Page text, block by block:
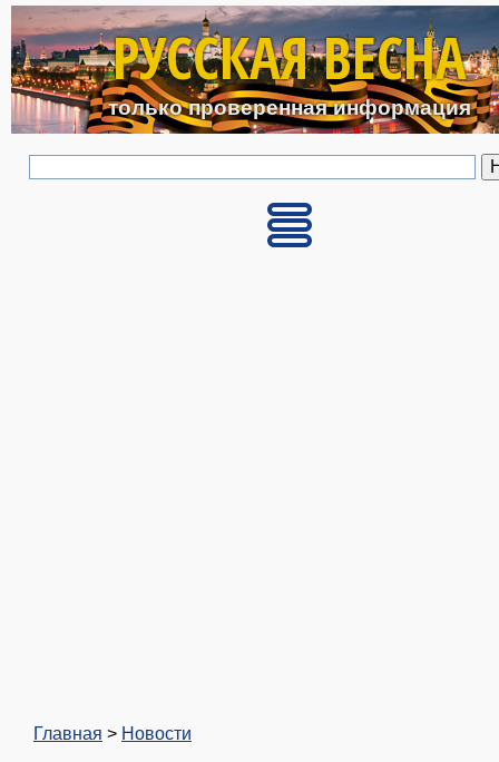
Перейти к основному
РУССКАЯ ВЕСНА
только проверенная информация
Главная > Новости